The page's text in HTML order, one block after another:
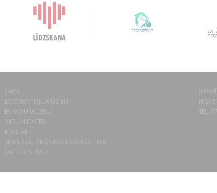
LAIPA
ES IZMANTOJU MŪZIKU
ES RADU MŪZIKU
AKTUALITĀTES
KONTAKTI
SĪKDATŅU IZMANTOŠANAS POLITIKA
DATU APSTRĀDE
TEL.